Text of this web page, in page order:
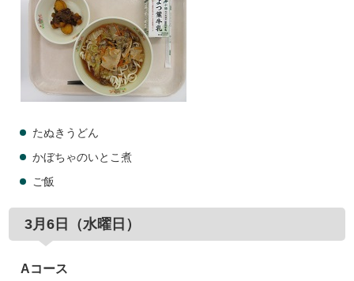
たぬきうどん
かぼちゃのいとこ煮
ご飯
3月6日（水曜日）
Aコース